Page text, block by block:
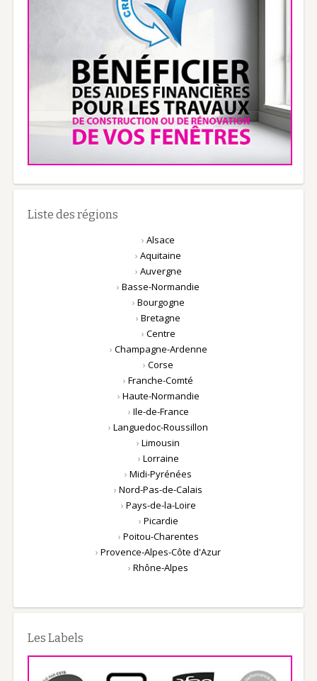
Liste des régions
›Alsace
›Aquitaine
› Auvergne
›Basse-Normandie
› Bourgogne
›Bretagne
› Centre
› Champagne-Ardenne
›Corse
›Franche-Comté
› Haute-Normandie
› Ile-de-France
›Languedoc-Roussillon
›Limousin
› Lorraine
›Midi-Pyrénées
›Nord-Pas-de-Calais
› Pays-de-la-Loire
› Picardie
› Poitou-Charentes
›Provence-Alpes-Côte d'Azur
›Rhône-Alpes
Les Labels